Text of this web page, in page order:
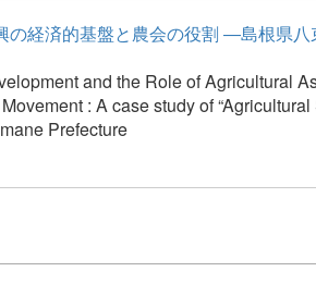
の経済的基盤と農会の役割 ―島根県八
and the Role of Agricultural
: A case study of “Agricultural
Prefecture